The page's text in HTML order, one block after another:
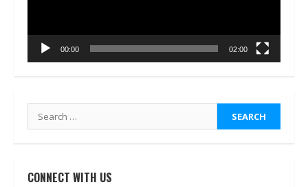
00:00 02:00
Search
for:
CONNECT WITH US